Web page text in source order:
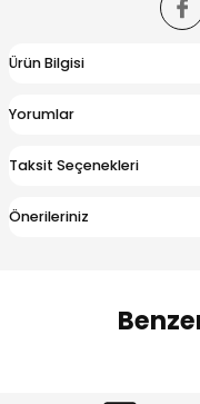
Ürün Bilgisi
Yorumlar
Taksit Seçenekleri
Önerileriniz
ve Taç